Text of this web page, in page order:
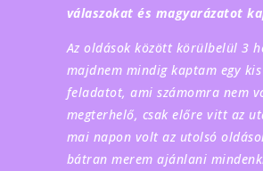
válaszokat és magyarázatot
Az oldások között körülbelül 3
majdnem mindig kaptam egy
feladatot, ami számomra nem
megterhelő, csak előre vitt az
mai napon volt az utolsó
bátran merem ajánlani